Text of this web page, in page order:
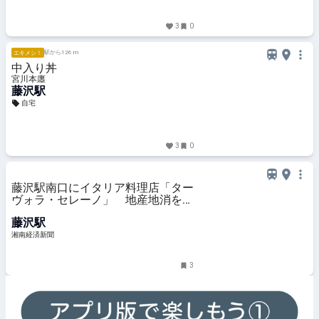
3 0
エキメシ！ 駅から126 m
中入り丼
宮川本廛
藤沢駅
自宅
3 0
藤沢駅南口にイタリア料理店「ター
ヴォラ・セレーノ」 地産地消をテ
藤沢駅
湘南経済新聞
3